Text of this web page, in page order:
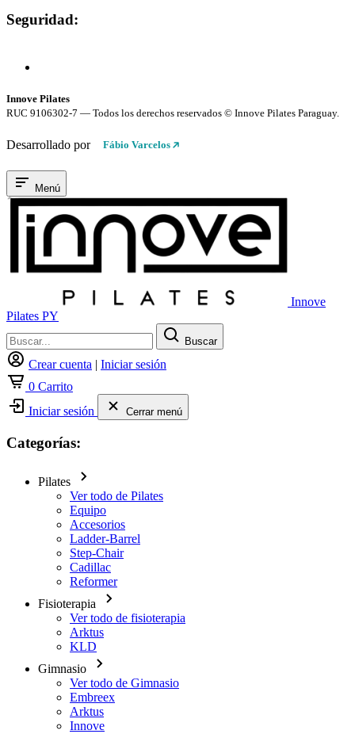
Seguridad:
Innove Pilates
RUC 9106302-7 — Todos los derechos reservados © Innove Pilates Paraguay.
Desarrollado por Fábio Varcelos
Menú
Innove
Pilates PY
Buscar
Crear cuenta | Iniciar sesión
0 Carrito
Iniciar sesión
Cerrar menú
Categorías:
Pilates
Ver todo de Pilates
Equipo
Accesorios
Ladder-Barrel
Step-Chair
Cadillac
Reformer
Fisioterapia
Ver todo de fisioterapia
Arktus
KLD
Gimnasio
Ver todo de Gimnasio
Embreex
Arktus
Innove